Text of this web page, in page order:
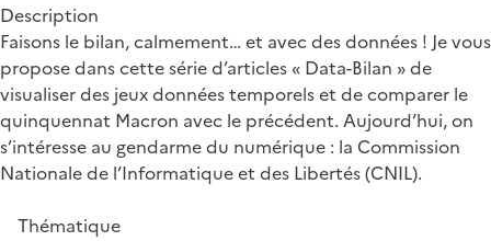
Description
Faisons le bilan, calmement… et avec des données ! Je vous
propose dans cette série d’articles « Data-Bilan » de
visualiser des jeux données temporels et de comparer le
quinquennat Macron avec le précédent. Aujourd’hui, on
s’intéresse au gendarme du numérique : la Commission
Nationale de l’Informatique et des Libertés (CNIL).
Thématique